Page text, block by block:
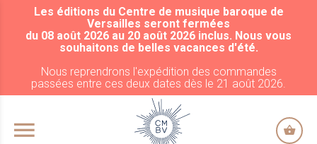
ALLER AU CONTENU PRINCIPAL
Les éditions du Centre de musique baroque de
Versailles seront fermées
du 08 août 2026 au 20 août 2026 inclus. Nous vous
souhaitons de belles vacances d'été.
Nous reprendrons l'expédition des commandes
passées entre ces deux dates dès le 21 août 2026.